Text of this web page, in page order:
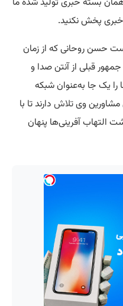
خبری پخش نکنید.
حسن روحانی که از زمان
قبلی از آنتن صدا و
یک جا به‌عنوان شبکه
مشاورین ویتلاش دارند تا با
التهاب آفرینی‌ها پنهان